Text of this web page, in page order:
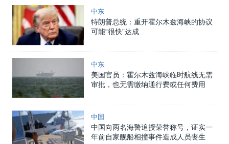
中东
特朗普总统：重开霍尔木兹海峡的协议
可能“很快”达成
中东
美国官员：霍尔木兹海峡临时航线无需
审批，也无需缴纳通行费或任何费用
中国
中国向两名海警追授荣誉称号，证实一
年前自家舰船相撞事件造成人员丧生